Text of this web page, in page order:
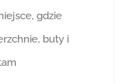
gdzie
buty i